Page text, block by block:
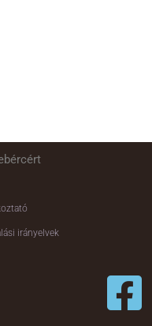
irányelvek